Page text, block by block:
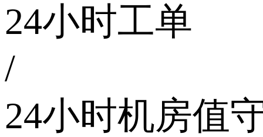
24小时工单
/
24小时机房值